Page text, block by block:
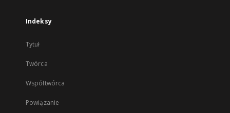
Indeksy
Tytuł
Twórca
Współtwórca
Powiązanie